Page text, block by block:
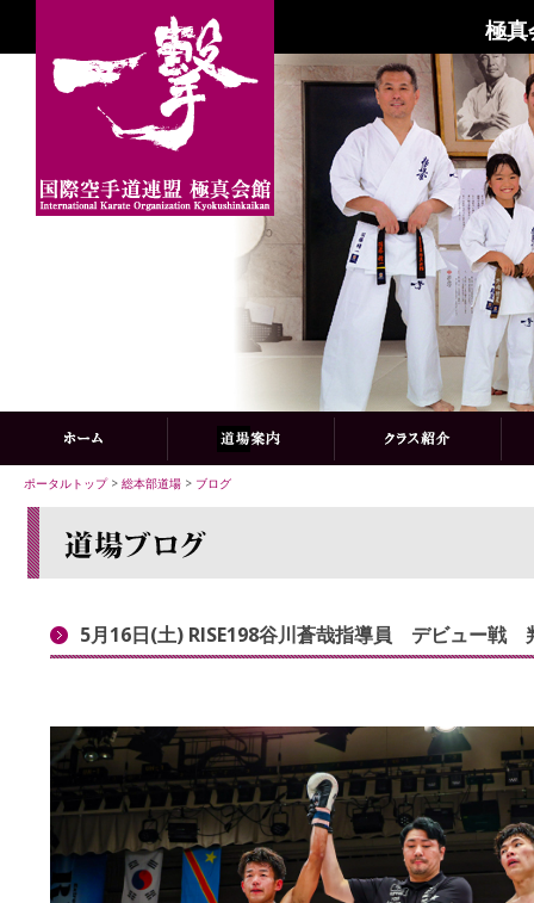
極真
ポータルトップ> 総本部道場 > ブログ
5月16日(土) RISE198谷川蒼哉指導員 デビュー戦